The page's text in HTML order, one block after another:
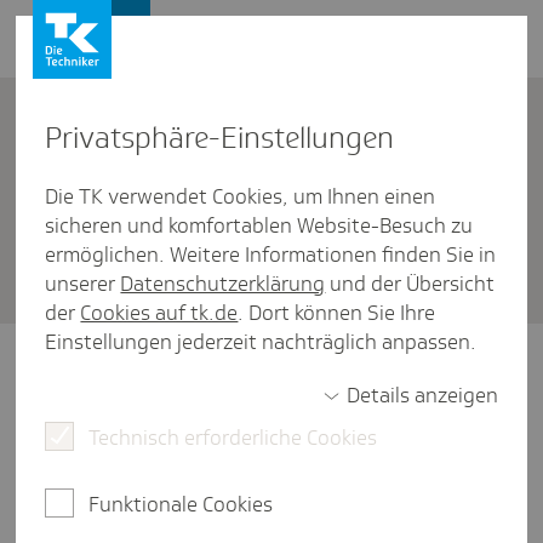
Pres­se­mit­tei­lungen Nord­rhein-
West­falen
Presse und Politik Nordrhein-Westfalen
Nordrhein-Westfalen
Privat­sphäre-Einstel­lungen
Die TK verwendet Cookies, um Ihnen einen
sicheren und komfortablen Website-Besuch zu
ermöglichen. Weitere Informationen finden Sie in
unserer Datenschutzerklärung und der Übersicht
der Cookies auf tk.de. Dort können Sie Ihre
Einstellungen jederzeit nachträglich anpassen.
Details anzeigen
Technisch erforderliche Cookies
Funktionale Cookies